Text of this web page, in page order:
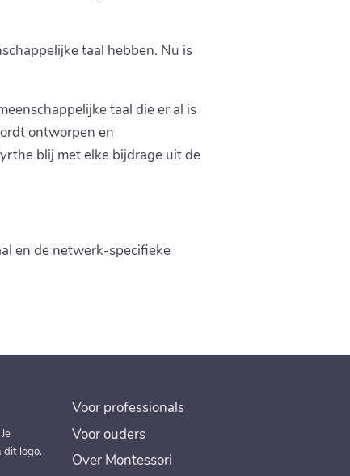
taal hebben. Nu is
taal die er al is
ontworpen en
blij met elke bijdrage uit de
en de netwerk-specifieke
dit logo.
Voor professionals
Voor ouders
Over Montessori